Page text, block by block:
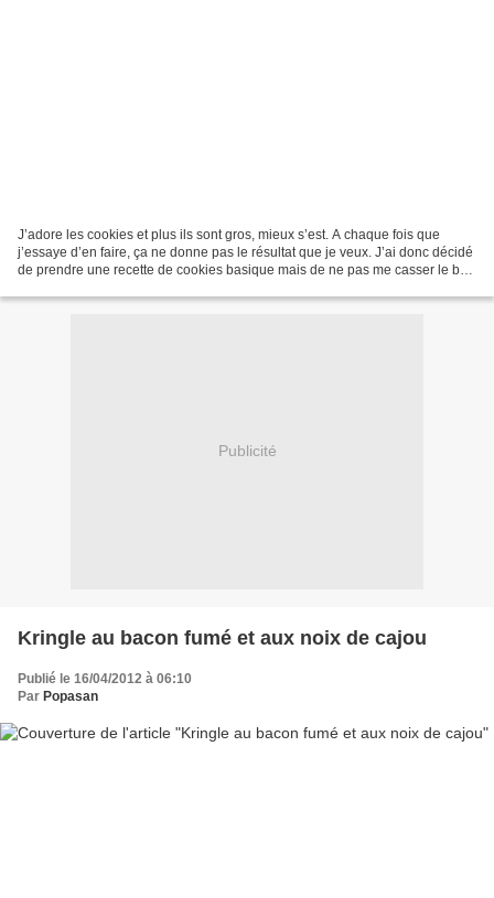
J’adore les cookies et plus ils sont gros, mieux s’est. A chaque fois que
j’essaye d’en faire, ça ne donne pas le résultat que je veux. J’ai donc décidé
de prendre une recette de cookies basique mais de ne pas me casser le bol,
Publicité
Kringle au bacon fumé et aux noix de cajou
Publié le 16/04/2012 à 06:10
Par Popasan